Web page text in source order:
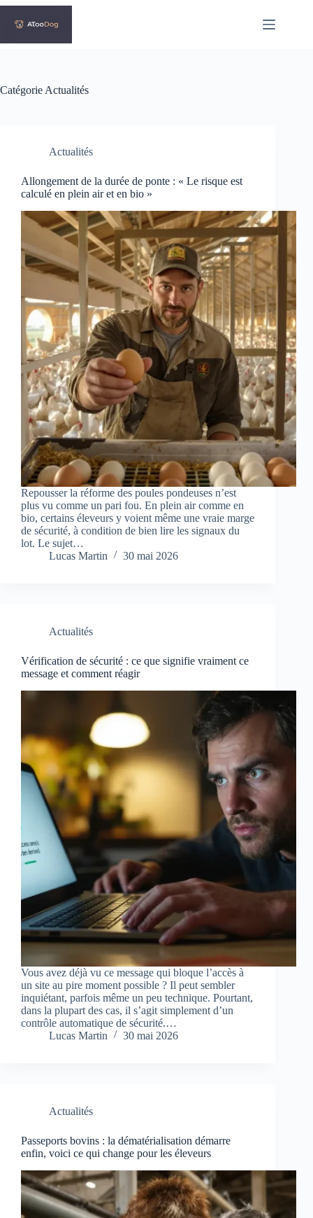
Passer
contenu
Catégorie Actualités
Actualités
Allongement de la durée de ponte : « Le risque est
calculé en plein air et en bio »
Repousser la réforme des poules pondeuses n’est
plus vu comme un pari fou. En plein air comme en
bio, certains éleveurs y voient même une vraie marge
de sécurité, à condition de bien lire les signaux du
lot. Le sujet…
Lucas Martin
30 mai 2026
Actualités
Vérification de sécurité : ce que signifie vraiment ce
message et comment réagir
Vous avez déjà vu ce message qui bloque l’accès à
un site au pire moment possible ? Il peut sembler
inquiétant, parfois même un peu technique. Pourtant,
dans la plupart des cas, il s’agit simplement d’un
contrôle automatique de sécurité.…
Lucas Martin
30 mai 2026
Actualités
Passeports bovins : la dématérialisation démarre
enfin, voici ce qui change pour les éleveurs